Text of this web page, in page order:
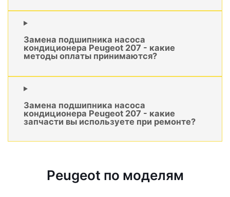
Замена подшипника насоса
кондиционера Peugeot 207 - какие
методы оплаты принимаются?
Замена подшипника насоса
кондиционера Peugeot 207 - какие
запчасти вы используете при ремонте?
Peugeot по моделям